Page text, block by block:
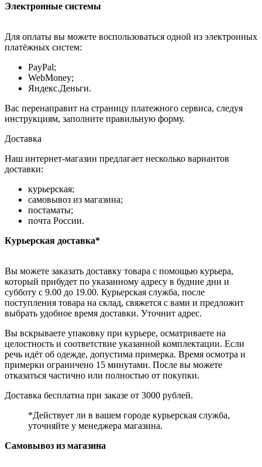
Электронные системы
Для оплаты вы можете воспользоваться одной из электронных
платёжных систем:
PayPal;
WebMoney;
Яндекс.Деньги.
Вас перенаправит на страницу платежного сервиса, следуя
инструкциям, заполните правильную форму.
Доставка
Наш интернет-магазин предлагает несколько вариантов
доставки:
курьерская;
самовывоз из магазина;
постаматы;
почта России.
Курьерская доставка*
Вы можете заказать доставку товара с помощью курьера,
который прибудет по указанному адресу в будние дни и
субботу с 9.00 до 19.00. Курьерская служба, после
поступления товара на склад, свяжется с вами и предложит
выбрать удобное время доставки. Уточнит адрес.
Вы вскрываете упаковку при курьере, осматриваете на
целостность и соответствие указанной комплектации. Если
речь идёт об одежде, допустима примерка. Время осмотра и
примерки ограничено 15 минутами. После вы можете
отказаться частично или полностью от покупки.
Доставка бесплатна при заказе от 3000 рублей.
*Действует ли в вашем городе курьерская служба,
уточняйте у менеджера магазина.
Самовывоз из магазина